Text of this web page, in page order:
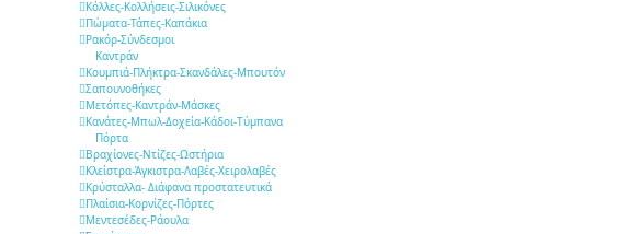
Κόλλες-Κολλήσεις-Σιλικόνες
Πώματα-Τάπες-Καπάκια
Ρακόρ-Σύνδεσμοι
Καντράν
Κουμπιά-Πλήκτρα-Σκανδάλες-Μπουτόν
Σαπουνοθήκες
Μετόπες-Καντράν-Μάσκες
Κανάτες-Μπωλ-Δοχεία-Κάδοι-Τύμπανα
Πόρτα
Βραχίονες-Ντίζες-Ωστήρια
Κλείστρα-Άγκιστρα-Λαβές-Χειρολαβές
Κρύσταλλα- Διάφανα προστατευτικά
Πλαίσια-Κορνίζες-Πόρτες
Μεντεσέδες-Ράουλα